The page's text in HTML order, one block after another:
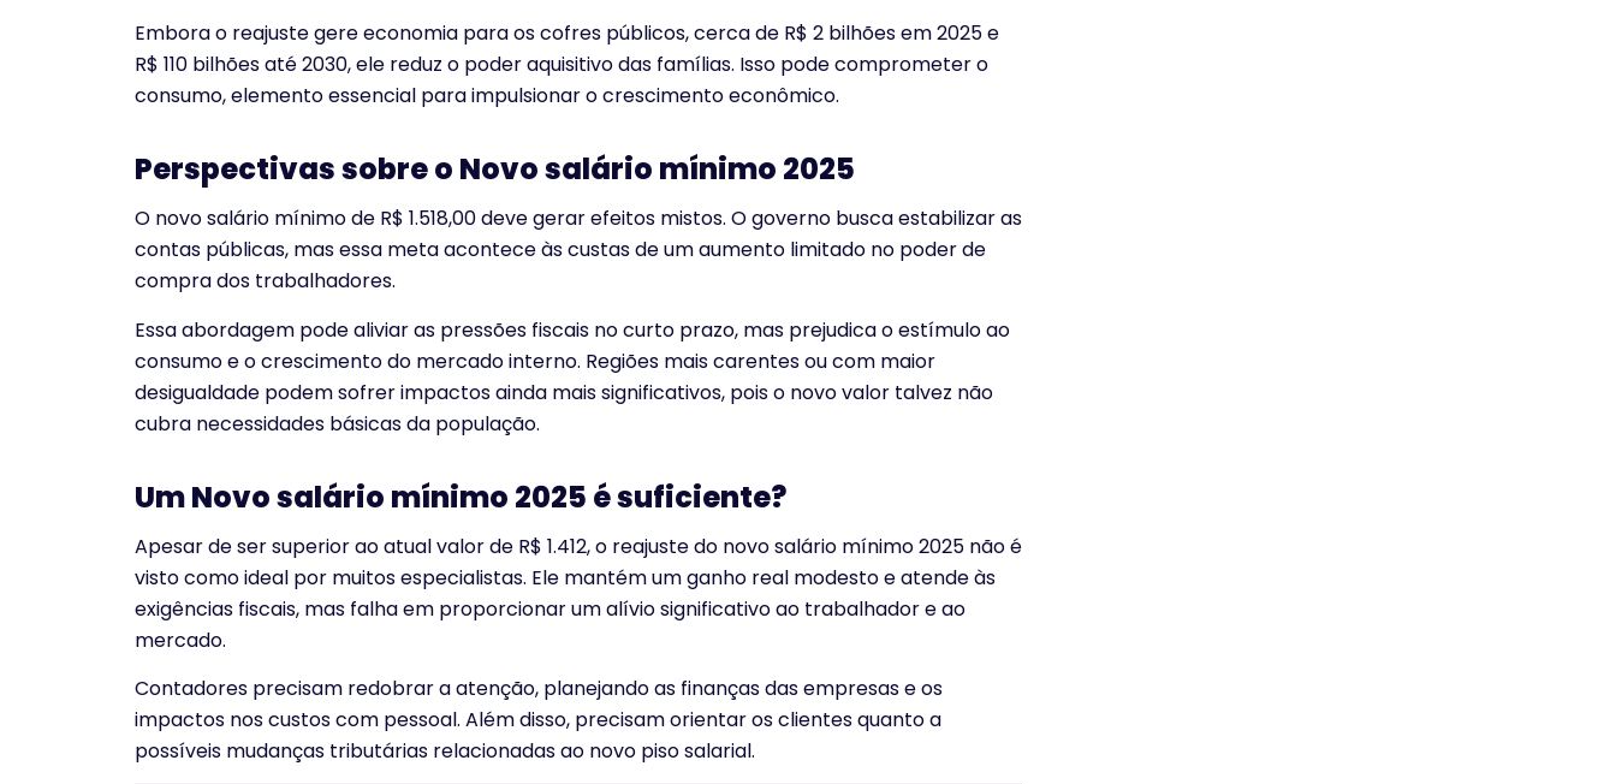
Embora o reajuste gere economia para os cofres públicos, cerca de R$ 2 bilhões em 2025 e
R$ 110 bilhões até 2030, ele reduz o poder aquisitivo das famílias. Isso pode comprometer o
consumo, elemento essencial para impulsionar o crescimento econômico.
Perspectivas sobre o Novo salário mínimo 2025
O novo salário mínimo de R$ 1.518,00 deve gerar efeitos mistos. O governo busca estabilizar as
contas públicas, mas essa meta acontece às custas de um aumento limitado no poder de
compra dos trabalhadores.
Essa abordagem pode aliviar as pressões fiscais no curto prazo, mas prejudica o estímulo ao
consumo e o crescimento do mercado interno. Regiões mais carentes ou com maior
desigualdade podem sofrer impactos ainda mais significativos, pois o novo valor talvez não
cubra necessidades básicas da população.
Um Novo salário mínimo 2025 é suficiente?
Apesar de ser superior ao atual valor de R$ 1.412, o reajuste do novo salário mínimo 2025 não é
visto como ideal por muitos especialistas. Ele mantém um ganho real modesto e atende às
exigências fiscais, mas falha em proporcionar um alívio significativo ao trabalhador e ao
mercado.
Contadores precisam redobrar a atenção, planejando as finanças das empresas e os
impactos nos custos com pessoal. Além disso, precisam orientar os clientes quanto a
possíveis mudanças tributárias relacionadas ao novo piso salarial.